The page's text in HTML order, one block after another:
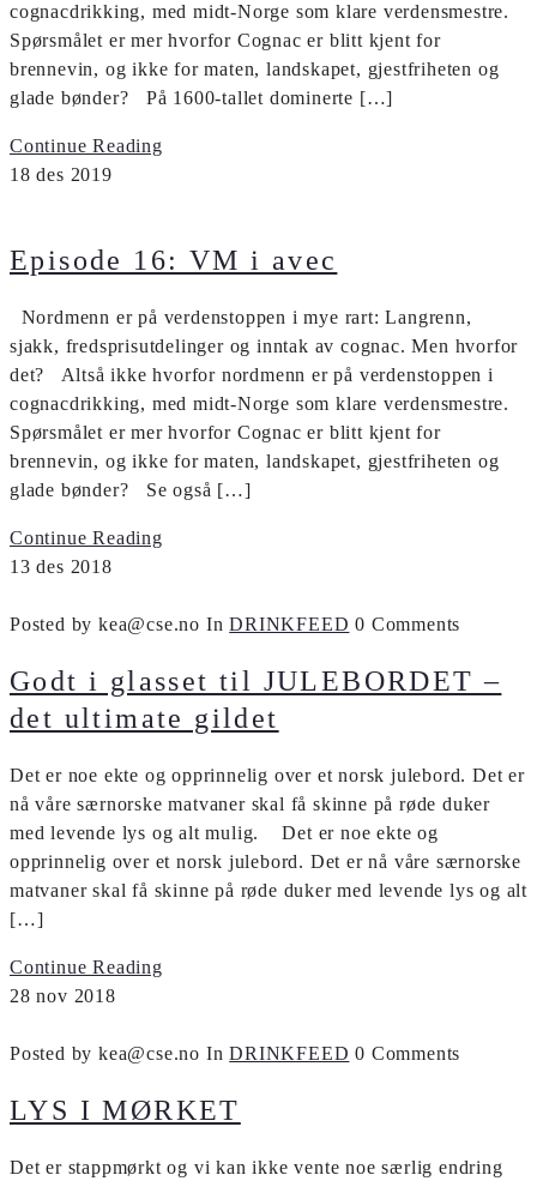
cognacdrikking, med midt-Norge som klare verdensmestre.
Spørsmålet er mer hvorfor Cognac er blitt kjent for
brennevin, og ikke for maten, landskapet, gjestfriheten og
glade bønder? På 1600-tallet dominerte […]
Continue Reading
18 des 2019
Episode 16: VM i avec
Nordmenn er på verdenstoppen i mye rart: Langrenn,
sjakk, fredsprisutdelinger og inntak av cognac. Men hvorfor
det? Altså ikke hvorfor nordmenn er på verdenstoppen i
cognacdrikking, med midt-Norge som klare verdensmestre.
Spørsmålet er mer hvorfor Cognac er blitt kjent for
brennevin, og ikke for maten, landskapet, gjestfriheten og
glade bønder? Se også […]
Continue Reading
13 des 2018
Posted by kea@cse.no InDRINKFEED 0 Comments
Godt i glasset til JULEBORDET –
det ultimate gildet
Det er noe ekte og opprinnelig over et norsk julebord. Det er
nå våre sær­norske matvaner skal få skinne på røde duker
med levende lys og alt mulig. Det er noe ekte og
opprinnelig over et norsk julebord. Det er nå våre særnorske
matvaner skal få skinne på røde duker med levende lys og alt
[…]
Continue Reading
28 nov 2018
Posted by kea@cse.no InDRINKFEED 0 Comments
LYS I MØRKET
Det er stappmørkt og vi kan ikke vente noe særlig endring